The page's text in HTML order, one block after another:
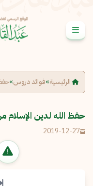
الرئيسية»فوائد دروس»
حفظ الله لدين الإسلام
2019-12-27
الرسالة